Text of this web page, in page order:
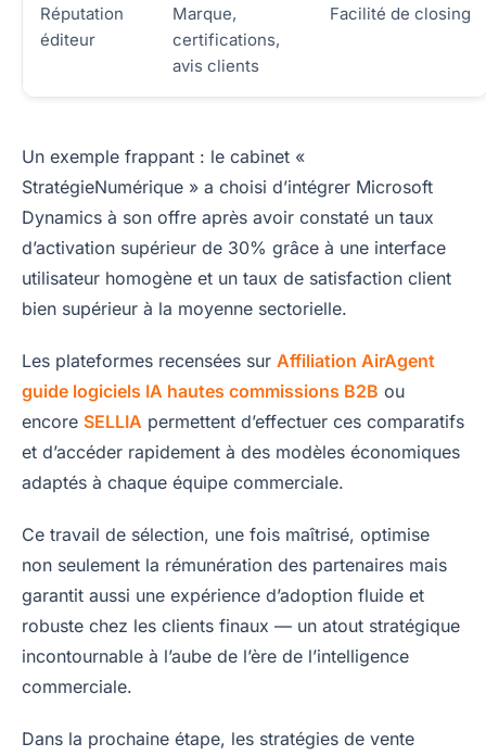
Réputation
éditeur
Marque,
certifications,
avis clients
Facilité de closing
Un exemple frappant : le cabinet «
StratégieNumérique » a choisi d’intégrer Microsoft
Dynamics à son offre après avoir constaté un taux
d’activation supérieur de 30% grâce à une interface
utilisateur homogène et un taux de satisfaction client
bien supérieur à la moyenne sectorielle.
Les plateformes recensées sur Affiliation AirAgent
guide logiciels IA hautes commissions B2B ou
encore SELLIA permettent d’effectuer ces comparatifs
et d’accéder rapidement à des modèles économiques
adaptés à chaque équipe commerciale.
Ce travail de sélection, une fois maîtrisé, optimise
non seulement la rémunération des partenaires mais
garantit aussi une expérience d’adoption fluide et
robuste chez les clients finaux — un atout stratégique
incontournable à l’aube de l’ère de l’intelligence
commerciale.
Dans la prochaine étape, les stratégies de vente